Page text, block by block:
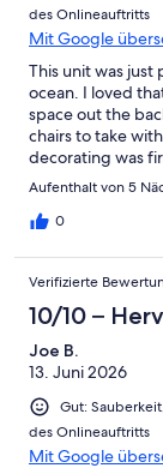
des Onlineauftritts
Mit Google
This unit was
ocean. I loved
space out the
chairs to take
decorating was
Aufenthalt von 5
0
Verifizierte
10/10 –
Joe B.
13. Juni 2026
Gut:
des Onlineauftritts
Mit Google